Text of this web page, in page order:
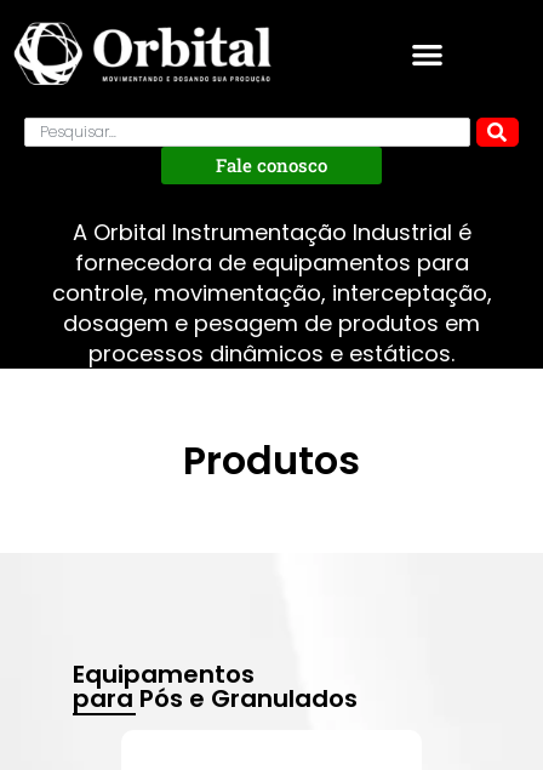
Fale conosco
A Orbital Instrumentação Industrial é
fornecedora de equipamentos para
controle, movimentação, interceptação,
dosagem e pesagem de produtos em
processos dinâmicos e estáticos.
Produtos
Equipamentos
para Pós e Granulados